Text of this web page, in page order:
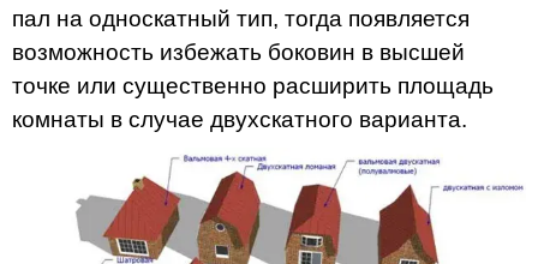
пал на односкатный тип, тогда появляется
возможность избежать боковин в высшей
точке или существенно расширить площадь
комнаты в случае двухскатного варианта.